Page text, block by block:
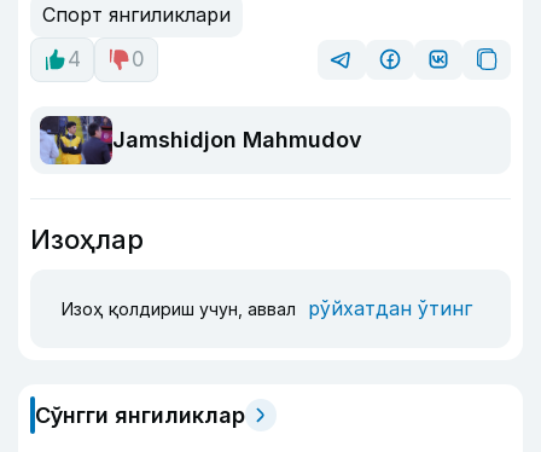
Спорт янгиликлари
4
0
Jamshidjon Mahmudov
Изоҳлар
Изоҳ қолдириш учун, аввал рўйхатдан ўтинг
Сўнгги янгиликлар